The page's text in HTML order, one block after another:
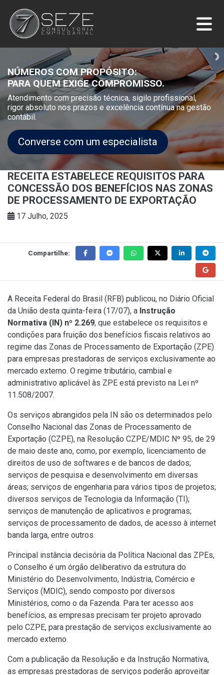
NÚMEROS COM PROPÓSITO:
PARA QUEM EXIGE COMPROMISSO.
Atendimento com precisão técnica, sigilo profissional,
rigor absoluto nos prazos e excelência contínua na gestão
contábil.
Converse com um especialista
RECEITA ESTABELECE REQUISITOS PARA
CONCESSÃO DOS BENEFÍCIOS NAS ZONAS
DE PROCESSAMENTO DE EXPORTAÇÃO
17 Julho, 2025
Compartilhe:
A Receita Federal do Brasil (RFB) publicou, no Diário Oficial
da União desta quinta-feira (17/07), a Instrução
Normativa (IN) nº 2.269, que estabelece os requisitos e
condições para fruição dos benefícios fiscais relativos ao
regime das Zonas de Processamento de Exportação (ZPE)
para empresas prestadoras de serviços exclusivamente ao
mercado externo. O regime tributário, cambial e
administrativo aplicável às ZPE está previsto na Lei nº
11.508/2007.
Os serviços abrangidos pela IN são os determinados pelo
Conselho Nacional das Zonas de Processamento de
Exportação (CZPE), na Resolução CZPE/MDIC Nº 95, de 29
de maio deste ano, como, por exemplo, licenciamento de
direitos de uso de softwares e de bancos de dados;
serviços de pesquisa e desenvolvimento em diversas
áreas; serviços de engenharia para vários tipos de projetos;
diversos serviços de Tecnologia da Informação (TI);
serviços de manutenção de aplicativos e programas;
serviços de processamento de dados, de acesso à internet
banda larga, entre outros.
Principal instância decisória da Política Nacional das ZPEs,
o Conselho é um órgão deliberativo da estrutura do
Ministério do Desenvolvimento, Indústria, Comércio e
Serviços (MDIC), sendo composto por diversos
Ministérios, como o da Fazenda. Para ter acesso aos
benefícios, as empresas precisam ter projeto aprovado
pelo CZPE, para prestação de serviços exclusivamente ao
mercado externo.
Com a publicação da Resolução e da Instrução Normativa,
as empresas prestadoras de serviços poderão aproveitar